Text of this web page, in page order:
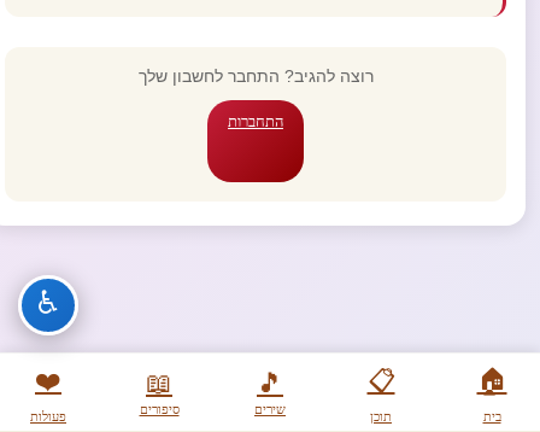
🏠
בית
📋
תוכן
🎵
שירים
📖
סיפורים
❤️
פעולות
רוצה להגיב? התחבר לחשבון שלך
התחברות
♿